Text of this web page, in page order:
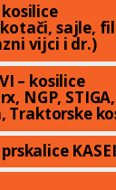
kosilice
sajle,
vijci i dr.)
– kosilice
NGP, STIGA,
Traktorske
KASEI